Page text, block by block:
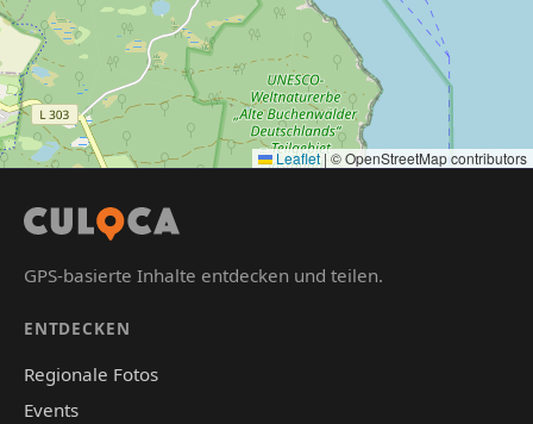
Leaflet |© OpenStreetMap contributors
GPS-basierte Inhalte entdecken und teilen.
ENTDECKEN
Regionale Fotos
Events